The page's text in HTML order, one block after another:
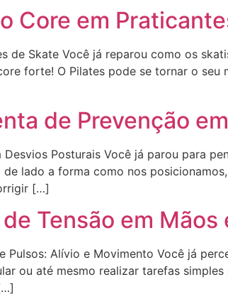
Core em
de Skate Você já reparou como os
forte! O Pilates pode se tornar o
de Prevenção
Posturais Você já parou para
lado a forma como nos
[…]
Tensão em Mãos
Pulsos: Alívio e Movimento Você já
ou até mesmo realizar tarefas